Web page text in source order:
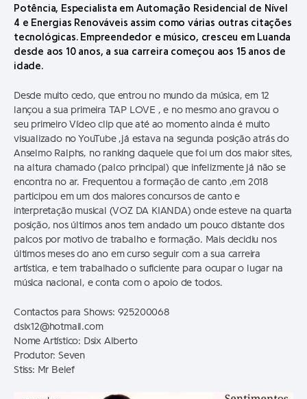
Potência, Especialista em Automação Residencial de Nível
4 e Energias Renováveis assim como várias outras citações
tecnológicas. Empreendedor e músico, cresceu em Luanda
desde aos 10 anos, a sua carreira começou aos 15 anos de
idade.
Desde muito cedo, que entrou no mundo da música, em 12
lançou a sua primeira TAP LOVE , e no mesmo ano gravou o
seu primeiro Vídeo clip que até ao momento ainda é muito
visualizado no YouTube ,já estava na segunda posição atrás do
Anselmo Ralphs, no ranking daquele que foi um dos maior sites,
na altura chamado (palco principal) que infelizmente já não se
encontra no ar. Frequentou a formação de canto ,em 2018
participou em um dos maiores concursos de canto e
interpretação musical (VOZ DA KIANDA) onde esteve na quarta
posição, nos últimos anos tem andado um pouco distante dos
palcos por motivo de trabalho e formação. Mais decidiu nos
últimos meses do ano em curso seguir com a sua carreira
artística, e tem trabalhado o suficiente para ocupar o lugar na
música nacional, e conta com o apoio de todos.
Contactos para Shows: 925200068
dsix12@hotmail.com
Nome Artístico: Dsix Alberto
Produtor: Seven
Stiss: Mr Belef